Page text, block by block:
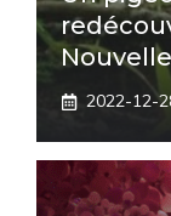
2022-12-